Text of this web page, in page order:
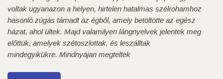
voltak ugyanazon a helyen, hirtelen hatalmas szélrohamhoz
hasonló zúgás támadt az égből, amely betöltötte az egész
házat, ahol ültek. Majd valamilyen lángnyelvek jelentek meg
előttük, amelyek szétoszlottak, és leszálltak
mindegyikükre. Mindnyájan megteltek